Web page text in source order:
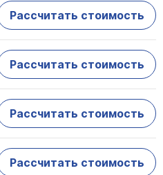
Рассчитать стоимость
Рассчитать стоимость
Рассчитать стоимость
Рассчитать стоимость